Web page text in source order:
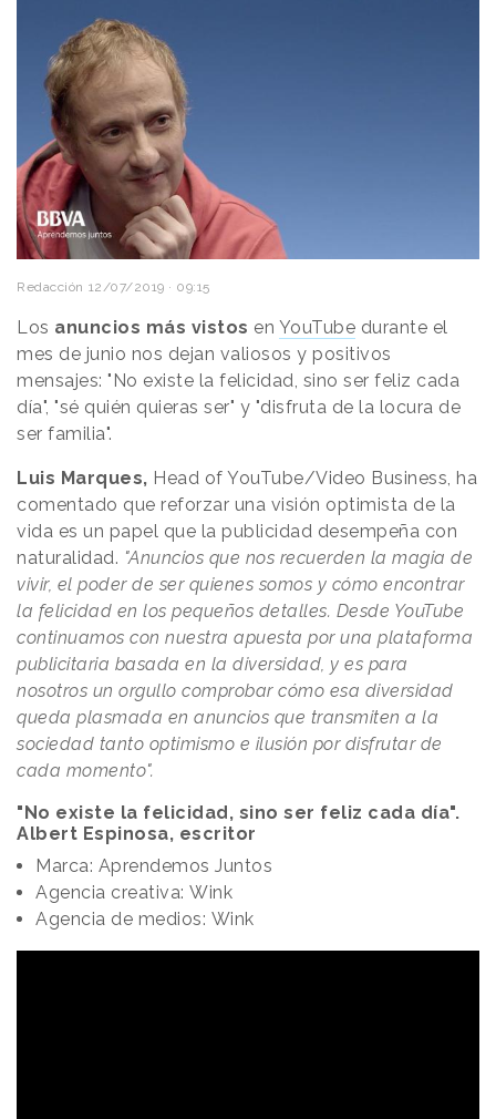
Redacción 12/07/2019 · 09:15
Los anuncios más vistos en YouTube durante el
mes de junio nos dejan valiosos y positivos
mensajes: "No existe la felicidad, sino ser feliz cada
día", "sé quién quieras ser" y "disfruta de la locura de
ser familia".
Luis Marques, Head of YouTube/Video Business, ha
comentado que reforzar una visión optimista de la
vida es un papel que la publicidad desempeña con
naturalidad. "Anuncios que nos recuerden la magia de
vivir, el poder de ser quienes somos y cómo encontrar
la felicidad en los pequeños detalles. Desde YouTube
continuamos con nuestra apuesta por una plataforma
publicitaria basada en la diversidad, y es para
nosotros un orgullo comprobar cómo esa diversidad
queda plasmada en anuncios que transmiten a la
sociedad tanto optimismo e ilusión por disfrutar de
cada momento".
"No existe la felicidad, sino ser feliz cada día".
Albert Espinosa, escritor
Marca: Aprendemos Juntos
Agencia creativa: Wink
Agencia de medios: Wink